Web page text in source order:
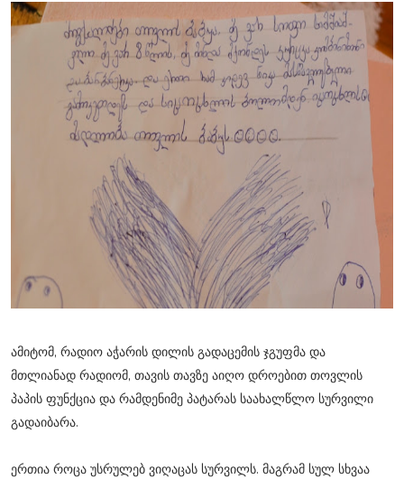
ამიტომ, რადიო აჭარის დილის გადაცემის ჯგუფმა და
მთლიანად რადიომ, თავის თავზე აიღო დროებით თოვლის
პაპის ფუნქცია და რამდენიმე პატარას საახალწლო სურვილი
გადაიბარა.
ერთია როცა უსრულებ ვიღაცას სურვილს. მაგრამ სულ სხვაა